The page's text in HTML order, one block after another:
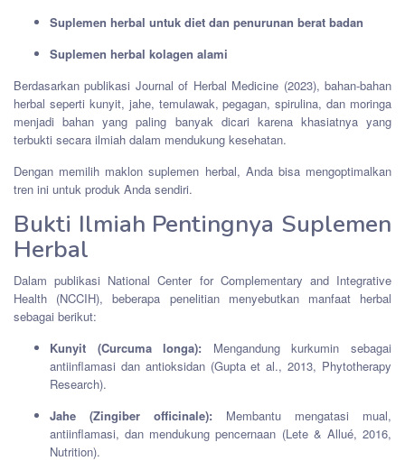
Suplemen herbal untuk diet dan penurunan berat badan
Suplemen herbal kolagen alami
Berdasarkan publikasi Journal of Herbal Medicine (2023), bahan-bahan
herbal seperti kunyit, jahe, temulawak, pegagan, spirulina, dan moringa
menjadi bahan yang paling banyak dicari karena khasiatnya yang
terbukti secara ilmiah dalam mendukung kesehatan.
Dengan memilih maklon suplemen herbal, Anda bisa mengoptimalkan
tren ini untuk produk Anda sendiri.
Bukti Ilmiah Pentingnya Suplemen
Herbal
Dalam publikasi National Center for Complementary and Integrative
Health (NCCIH), beberapa penelitian menyebutkan manfaat herbal
sebagai berikut:
Kunyit (Curcuma longa): Mengandung kurkumin sebagai
antiinflamasi dan antioksidan (Gupta et al., 2013, Phytotherapy
Research).
Jahe (Zingiber officinale): Membantu mengatasi mual,
antiinflamasi, dan mendukung pencernaan (Lete & Allué, 2016,
Nutrition).